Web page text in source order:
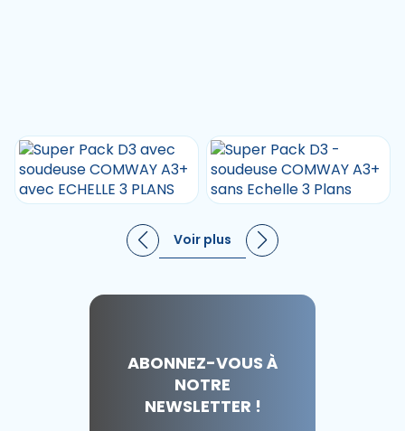
Voir plus
ABONNEZ-VOUS À
NOTRE
NEWSLETTER !